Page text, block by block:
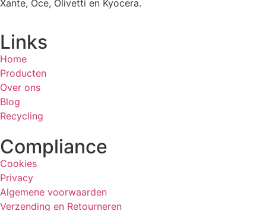
Xante, Oce, Olivetti en Kyocera.
Links
Home
Producten
Over ons
Blog
Recycling
Compliance
Cookies
Privacy
Algemene voorwaarden
Verzending en Retourneren